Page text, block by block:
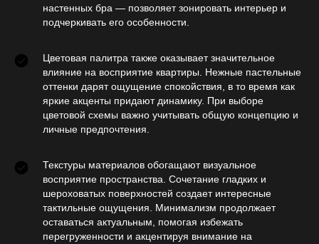
настенных бра — позволяет зонировать интерьер и
подчеркивать его особенности.
Цветовая палитра также оказывает значительное
влияние на восприятие квартиры. Нежные пастельные
оттенки дарят ощущение спокойствия, в то время как
яркие акценты придают динамику. При выборе
цветовой схемы важно учитывать общую концепцию и
личные предпочтения.
Текстуры материалов обогащают визуальное
восприятие пространства. Сочетание гладких и
шероховатых поверхностей создает интересные
тактильные ощущения. Минимализм продолжает
оставаться актуальным, помогая избежать
перегруженности и акцентируя внимание на